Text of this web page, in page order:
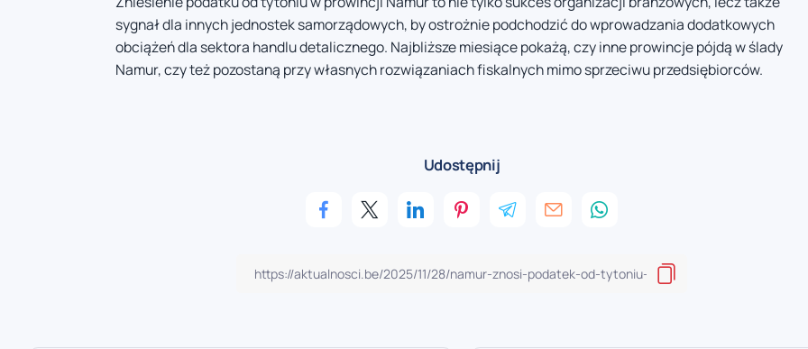
sygnał dla innych jednostek samorządowych, by ostrożnie podchodzić do wprowadzania dodatkowych
obciążeń dla sektora handlu detalicznego. Najbliższe miesiące pokażą, czy inne prowincje pójdą w ślady
Namur, czy też pozostaną przy własnych rozwiązaniach fiskalnych mimo sprzeciwu przedsiębiorców.
Udostępnij